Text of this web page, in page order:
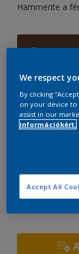
Hammerite a
Barna
Méret
0,25
We respect
By clicking
on your device to
assist in our
információkért.
Accept All